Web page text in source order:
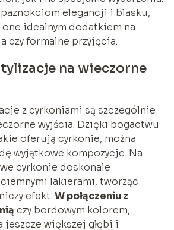
elegancji i blasku,
one idealnym dodatkiem na
czy formalne przyjęcia.
na wieczorne
z cyrkoniami są szczególnie
wyjścia. Dzięki bogactwu
oferują cyrkonie, można
wyjątkowe kompozycje. Na
cyrkonie doskonale
lakierami, tworząc
efekt. W połączeniu z
czy bordowym kolorem,
większej głębi i